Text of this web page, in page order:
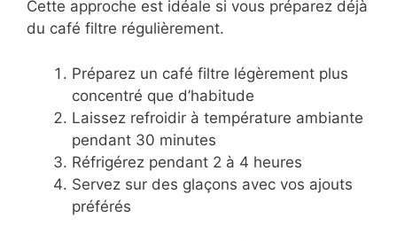
Cette approche est idéale si vous préparez déjà
du café filtre régulièrement.
Préparez un café filtre légèrement plus
concentré que d’habitude
Laissez refroidir à température ambiante
pendant 30 minutes
Réfrigérez pendant 2 à 4 heures
Servez sur des glaçons avec vos ajouts
préférés